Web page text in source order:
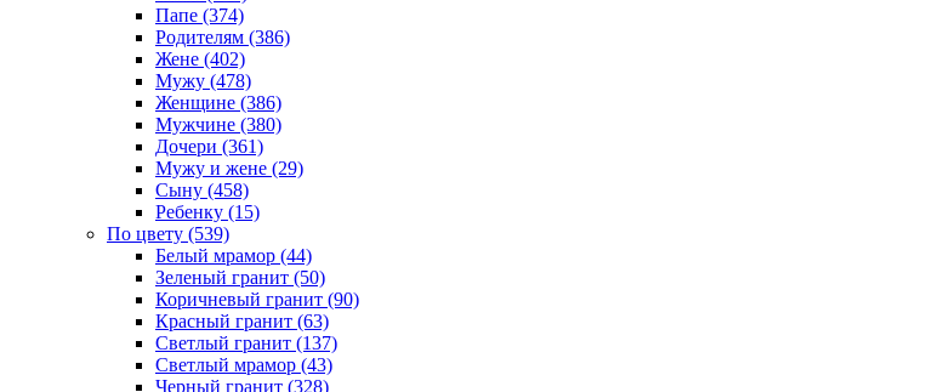
Папе (374)
Родителям (386)
Жене (402)
Мужу (478)
Женщине (386)
Мужчине (380)
Дочери (361)
Мужу и жене (29)
Сыну (458)
Ребенку (15)
По цвету (539)
Белый мрамор (44)
Зеленый гранит (50)
Коричневый гранит (90)
Красный гранит (63)
Светлый гранит (137)
Светлый мрамор (43)
Черный гранит (328)